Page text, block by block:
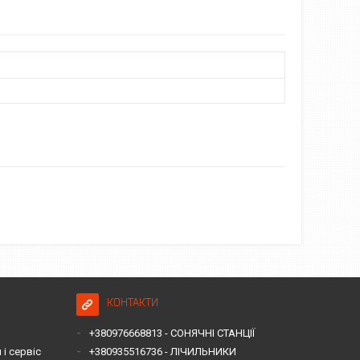
сервіс
КОНТАКТИ
+380976668813 - СОНЯЧНІ СТАНЦІЇ
+380935516736 - ЛІЧИЛЬНИКИ